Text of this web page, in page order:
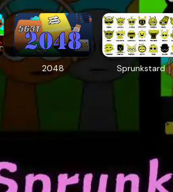
2048 Sprunkstard